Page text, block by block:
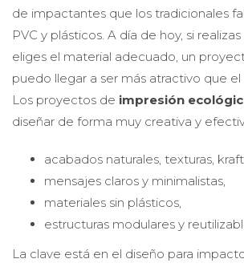
de impactantes que los tradicionales
PVC y plásticos. A día de hoy, si
eliges el material adecuado, un
puedo llegar a ser más atractivo que el
Los proyectos de impresión
diseñar de forma muy creativa y
acabados naturales, texturas,
mensajes claros y minimalistas,
materiales sin plásticos,
estructuras modulares y
La clave está en el diseño para